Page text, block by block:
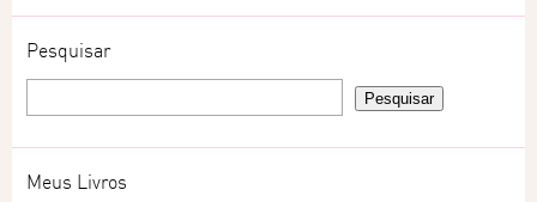
Pesquisar
Meus Livros